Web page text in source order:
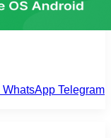
WhatsApp Telegram